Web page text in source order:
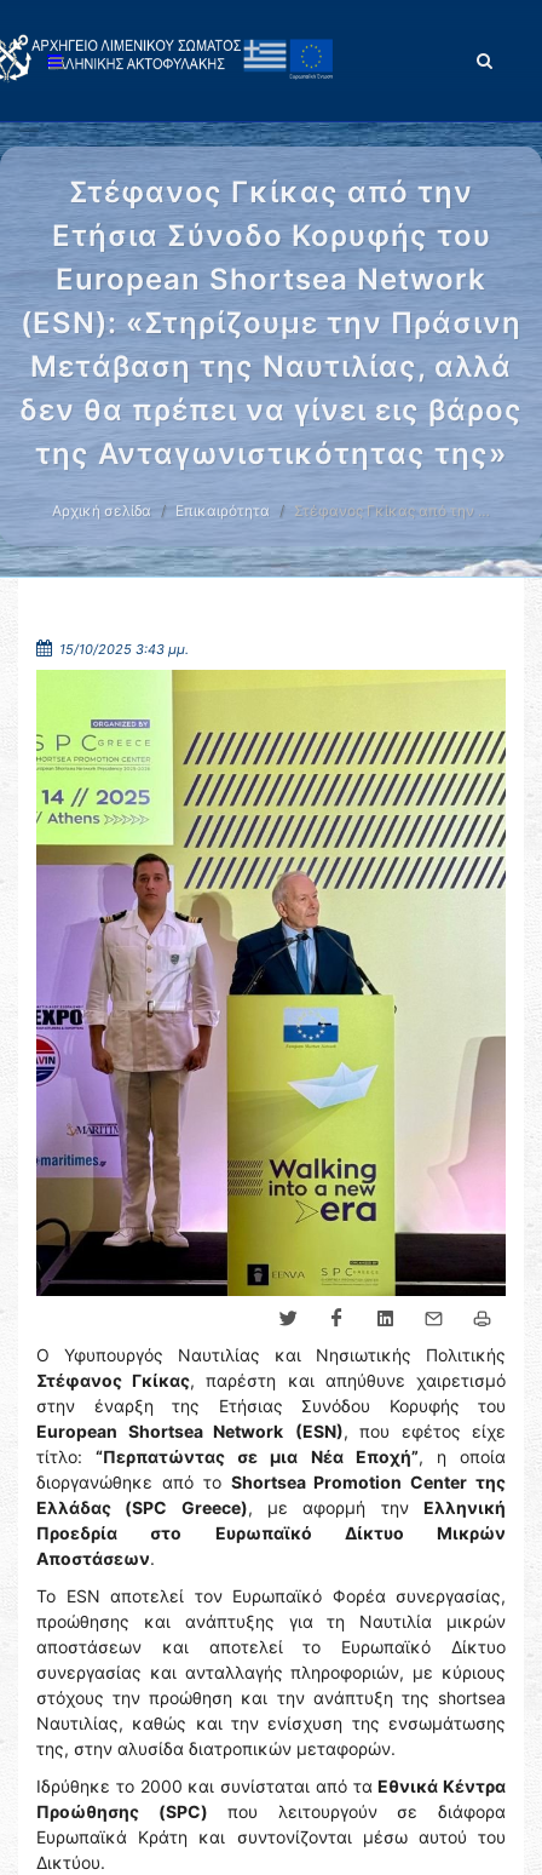
Στέφανος Γκίκας από την
Ετήσια Σύνοδο Κορυφής του
European Shortsea Network
(ESN): «Στηρίζουμε την Πράσινη
Μετάβαση της Ναυτιλίας, αλλά
δεν θα πρέπει να γίνει εις βάρος
της Ανταγωνιστικότητας της»
Αρχική σελίδα Επικαιρότητα Στέφανος Γκίκας από την …
15/10/2025 3:43 μμ.
Ο Υφυπουργός Ναυτιλίας και Νησιωτικής Πολιτικής
Στέφανος Γκίκας, παρέστη και απηύθυνε χαιρετισμό
στην έναρξη της Ετήσιας Συνόδου Κορυφής του
European Shortsea Network
(ESN), που εφέτος είχε
τίτλο:“Περπατώντας σε μια Νέα Εποχή”, η οποία
διοργανώθηκε από το Shortsea Promotion Center της
Ελλάδας (SPC Greece), με αφορμή τηνΕλληνική
Προεδρία στο Ευρωπαϊκό Δίκτυο Μικρών
Αποστάσεων.
Το ESN αποτελεί τον Ευρωπαϊκό Φορέα συνεργασίας,
προώθησης και ανάπτυξης για τη Ναυτιλία μικρών
αποστάσεων και αποτελεί το Ευρωπαϊκό Δίκτυο
συνεργασίας και ανταλλαγής πληροφοριών, με κύριους
στόχους την προώθηση και την ανάπτυξη της shortsea
Ναυτιλίας, καθώς και την ενίσχυση της ενσωμάτωσης
της, στην αλυσίδα διατροπικών μεταφορών.
Ιδρύθηκε το 2000 και συνίσταται από ταΕθνικά Κέντρα
Προώθησης (SPC) που λειτουργούν σε διάφορα
Ευρωπαϊκά Κράτη και συντονίζονται μέσω αυτού του
Δικτύου.